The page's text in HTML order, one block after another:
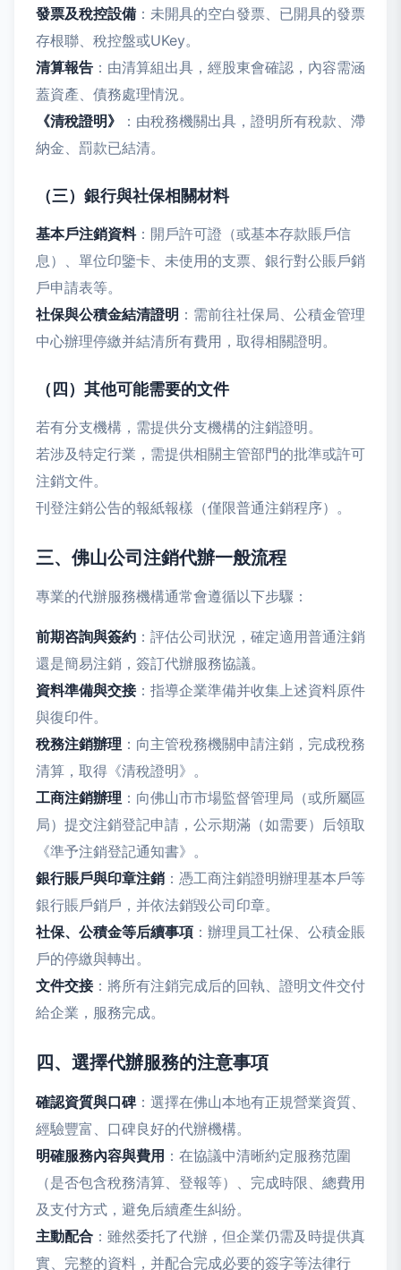
發票及稅控設備 ：未開具的空白發票、已開具的發票
存根聯、稅控盤或UKey。
清算報告 ：由清算組出具，經股東會確認，內容需涵
蓋資產、債務處理情況。
《清稅證明》
：由稅務機關出具，證明所有稅款、滯
納金、罰款已結清。
（三）銀行與社保相關材料
基本戶注銷資料：開戶許可證（或基本存款賬戶信
息）、單位印鑒卡、未使用的支票、銀行對公賬戶銷
戶申請表等。
社保與公積金結清證明 ：需前往社保局、公積金管理
中心辦理停繳并結清所有費用，取得相關證明。
（四）其他可能需要的文件
若有分支機構，需提供分支機構的注銷證明。
若涉及特定行業，需提供相關主管部門的批準或許可
注銷文件。
刊登注銷公告的報紙報樣（僅限普通注銷程序）。
三、佛山公司注銷代辦一般流程
專業的代辦服務機構通常會遵循以下步驟：
前期咨詢與簽約 ：評估公司狀況，確定適用普通注銷
還是簡易注銷，簽訂代辦服務協議。
資料準備與交接：指導企業準備并收集上述資料原件
與復印件。
稅務注銷辦理 ：向主管稅務機關申請注銷，完成稅務
清算，取得《清稅證明》。
工商注銷辦理 ：向佛山市市場監督管理局（或所屬區
局）提交注銷登記申請，公示期滿（如需要）后領取
《準予注銷登記通知書》。
銀行賬戶與印章注銷 ：憑工商注銷證明辦理基本戶等
銀行賬戶銷戶，并依法銷毀公司印章。
社保、公積金等后續事項 ：辦理員工社保、公積金賬
戶的停繳與轉出。
文件交接：將所有注銷完成后的回執、證明文件交付
給企業，服務完成。
四、選擇代辦服務的注意事項
確認資質與口碑：選擇在佛山本地有正規營業資質、
經驗豐富、口碑良好的代辦機構。
明確服務內容與費用 ：在協議中清晰約定服務范圍
（是否包含稅務清算、登報等）、完成時限、總費用
及支付方式，避免后續產生糾紛。
主動配合 ：雖然委托了代辦，但企業仍需及時提供真
實、完整的資料，并配合完成必要的簽字等法律行